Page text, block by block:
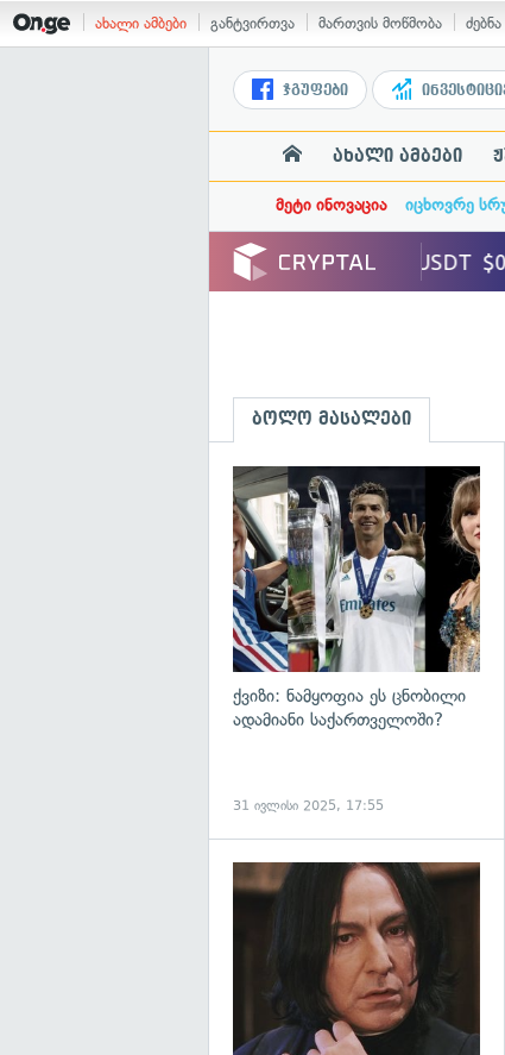
ახალი ამბები განტვირთვა მართვის მოწმობა ძებნა
ჯგუფები
ახალი ამბები
მეტი ინოვაცია იცხოვრე
ბოლო მასალები
ქვიზი: ნამყოფია ეს ცნობილი
ადამიანი საქართველოში?
31 ივლისი 2025, 17:55